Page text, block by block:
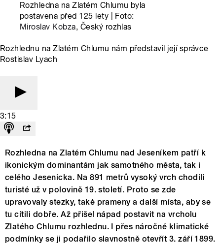
Rozhledna na Zlatém Chlumu byla
postavena před 125 lety | Foto:
Miroslav Kobza, Český rozhlas
Rozhlednu na Zlatém Chlumu nám představil její správce
Rostislav Lyach
3:15
Rozhledna na Zlatém Chlumu nad Jeseníkem patří k
ikonickým dominantám jak samotného města, tak i
celého Jesenicka. Na 891 metrů vysoký vrch chodili
turisté už v polovině 19. století. Proto se zde
upravovaly stezky, také prameny a další místa, aby se
tu cítili dobře. Až přišel nápad postavit na vrcholu
Zlatého Chlumu rozhlednu. I přes náročné klimatické
podmínky se ji podařilo slavnostně otevřít 3. září 1899.